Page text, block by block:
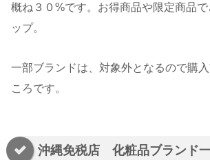
概ね３０%です。お得商品や限定商品
ップ。
一部ブランドは、対象外となるので購
ころです。
沖縄免税店 化粧品ブランド